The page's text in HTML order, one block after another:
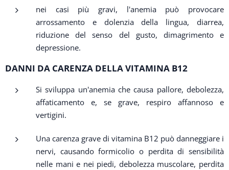
nei casi più gravi, l'anemia può provocare
arrossamento e dolenzia della lingua, diarrea,
riduzione del senso del gusto, dimagrimento e
depressione.
DANNI DA CARENZA DELLA VITAMINA B12
Si sviluppa un'anemia che causa pallore, debolezza,
affaticamento e, se grave, respiro affannoso e
vertigini.
Una carenza grave di vitamina B12 può danneggiare i
nervi, causando formicolio o perdita di sensibilità
nelle mani e nei piedi, debolezza muscolare, perdita